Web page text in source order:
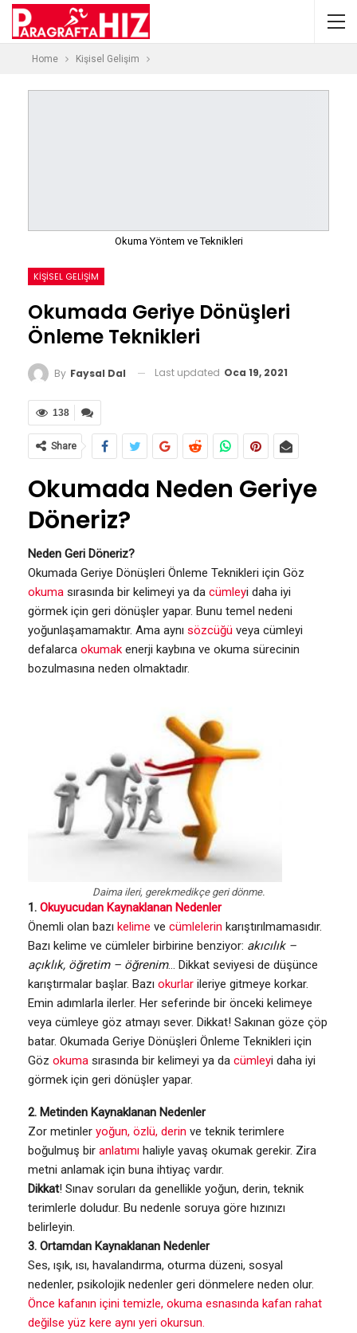
Home Kişisel Gelişim
Okuma Yöntem ve Teknikleri
KIŞISEL GELIŞIM
Okumada Geriye Dönüşleri
Önleme Teknikleri
By Faysal Dal Last updated Oca 19, 2021
138
Share
Okumada Neden Geriye
Döneriz?
Neden Geri Döneriz?
Okumada Geriye Dönüşleri Önleme Teknikleri için Göz
okuma sırasında bir kelimeyi ya da cümleyi daha iyi
görmek için geri dönüşler yapar. Bunu temel nedeni
yoğunlaşamamaktır. Ama aynı sözcüğü veya cümleyi
defalarca okumak enerji kaybına ve okuma sürecinin
bozulmasına neden olmaktadır.
Daima ileri, gerekmedikçe geri dönme.
1. Okuyucudan Kaynaklanan Nedenler
Önemli olan bazı kelime ve cümlelerin karıştırılmamasıdır.
Bazı kelime ve cümleler birbirine benziyor: akıcılık –
açıklık, öğretim – öğrenim… Dikkat seviyesi de düşünce
karıştırmalar başlar. Bazı okurlar ileriye gitmeye korkar.
Emin adımlarla ilerler. Her seferinde bir önceki kelimeye
veya cümleye göz atmayı sever. Dikkat! Sakınan göze çöp
batar. Okumada Geriye Dönüşleri Önleme Teknikleri için
Göz okuma sırasında bir kelimeyi ya da cümleyi daha iyi
görmek için geri dönüşler yapar.
2. Metinden Kaynaklanan Nedenler
Zor metinler yoğun, özlü, derin ve teknik terimlere
boğulmuş bir anlatımı haliyle yavaş okumak gerekir. Zira
metni anlamak için buna ihtiyaç vardır.
Dikkat! Sınav soruları da genellikle yoğun, derin, teknik
terimlerle doludur. Bu nedenle soruya göre hızınızı
belirleyin.
3. Ortamdan Kaynaklanan Nedenler
Ses, ışık, ısı, havalandırma, oturma düzeni, sosyal
nedenler, psikolojik nedenler geri dönmelere neden olur.
Önce kafanın içini temizle, okuma esnasında kafan rahat
değilse yüz kere aynı yeri okursun.